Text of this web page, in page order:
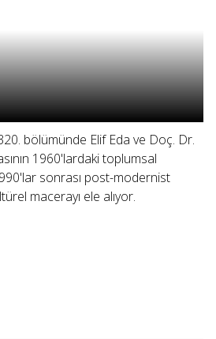
bölümünde Elif Eda ve Doç. Dr.
1960'lardaki toplumsal
sonrası post-modernist
macerayı ele alıyor.